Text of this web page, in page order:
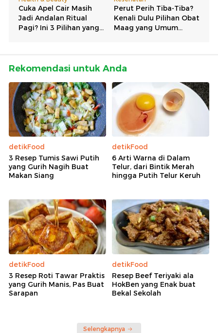
Rekomendasi untuk Anda
detikFood
3 Resep Tumis Sawi Putih
yang Gurih Nagih Buat
Makan Siang
detikFood
6 Arti Warna di Dalam
Telur, dari Bintik Merah
hingga Putih Telur Keruh
detikFood
3 Resep Roti Tawar Praktis
yang Gurih Manis, Pas Buat
Sarapan
detikFood
Resep Beef Teriyaki ala
HokBen yang Enak buat
Bekal Sekolah
Selengkapnya